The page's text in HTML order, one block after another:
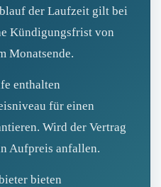
der Laufzeit gilt bei
Kündigungsfrist von
Monatsende.
enthalten
für einen
Wird der Vertrag
Aufpreis anfallen.
bieten